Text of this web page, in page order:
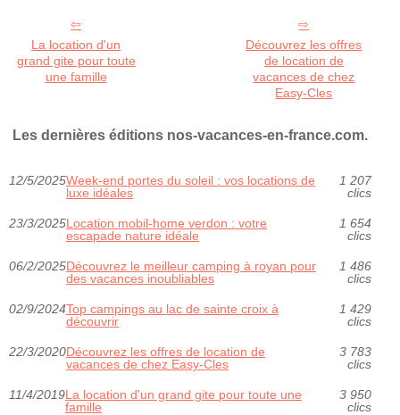
La location d'un
grand gite pour toute
une famille
Découvrez les offres
de location de
vacances de chez
Easy-Cles
Les dernières éditions nos-vacances-en-france.com.
12/5/2025Week-end portes du soleil : vos locations de
luxe idéales
1 207
clics
23/3/2025Location mobil-home verdon : votre
escapade nature idéale
1 654
clics
06/2/2025Découvrez le meilleur camping à royan pour
des vacances inoubliables
1 486
clics
02/9/2024Top campings au lac de sainte croix à
découvrir
1 429
clics
22/3/2020Découvrez les offres de location de
vacances de chez Easy-Cles
3 783
clics
11/4/2019La location d'un grand gite pour toute une
famille
3 950
clics